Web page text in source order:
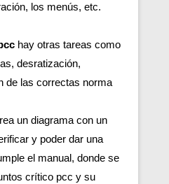
los menús, etc.
hay otras tareas como
desratización,
de las correctas norma
un diagrama con un
y poder dar una
el manual, donde se
crítico pcc y su